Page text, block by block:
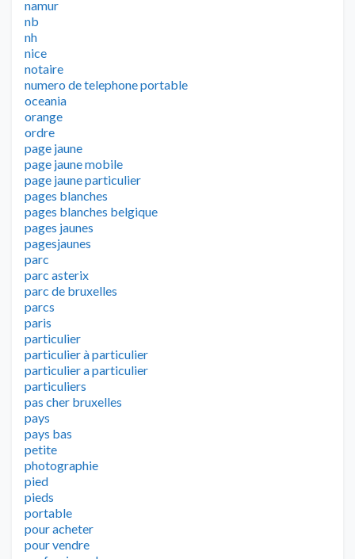
namur
nb
nh
nice
notaire
numero de telephone portable
oceania
orange
ordre
page jaune
page jaune mobile
page jaune particulier
pages blanches
pages blanches belgique
pages jaunes
pagesjaunes
parc
parc asterix
parc de bruxelles
parcs
paris
particulier
particulier à particulier
particulier a particulier
particuliers
pas cher bruxelles
pays
pays bas
petite
photographie
pied
pieds
portable
pour acheter
pour vendre